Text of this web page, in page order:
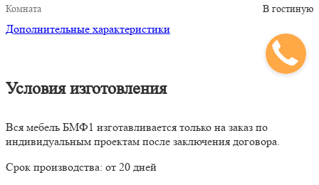
Комната
В гостиную
Дополнительные характеристики
Условия изготовления
Вся мебель БМФ1 изготавливается только на заказ по
индивидуальным проектам после заключения договора.
Срок производства: от 20 дней